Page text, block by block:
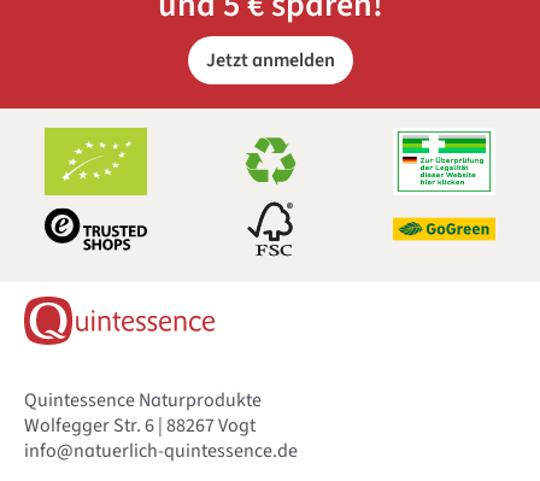
Jetzt anmelden
Quintessence Naturprodukte
Wolfegger Str. 6 | 88267 Vogt
info@natuerlich-quintessence.de